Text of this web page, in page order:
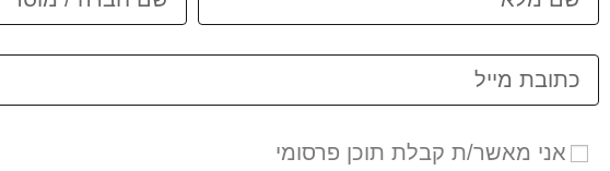
אני מאשר/ת קבלת תוכן פרסומי